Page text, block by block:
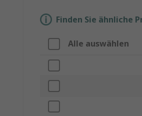
Finden Sie ähnliche
Alle auswählen